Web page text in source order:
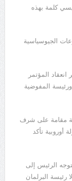
كلمة بهذه
الجيوسياسية
المؤتمر
المفوضية
مقامة على شرف
رؤساء وقادة ورؤساء حكومات 21 دولة أوروبية تأكد
الرئيس إلى
رئيسة البرلمان